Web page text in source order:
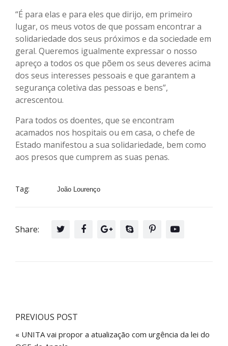
“É para elas e para eles que dirijo, em primeiro
lugar, os meus votos de que possam encontrar a
solidariedade dos seus próximos e da sociedade em
geral. Queremos igualmente expressar o nosso
apreço a todos os que põem os seus deveres acima
dos seus interesses pessoais e que garantem a
segurança coletiva das pessoas e bens”,
acrescentou.
Para todos os doentes, que se encontram
acamados nos hospitais ou em casa, o chefe de
Estado manifestou a sua solidariedade, bem como
aos presos que cumprem as suas penas.
Tag: João Lourenço
Share:
PREVIOUS POST
« UNITA vai propor a atualização com urgência da lei do